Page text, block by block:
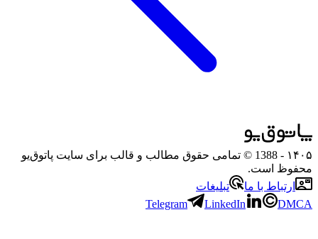
۱۴۰۵
- 1388 © تمامی حقوق مطالب و قالب برای سایت پاتوق‌یو
محفوظ است.
ارتباط با ما
تبلیغات
Telegram
LinkedIn DMCA